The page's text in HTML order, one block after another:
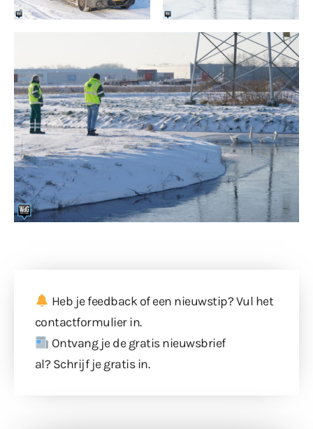
Heb je feedback of een nieuwstip? Vul het
contactformulierin.
Ontvang je de gratis nieuwsbrief
al? Schrijf je gratis in.